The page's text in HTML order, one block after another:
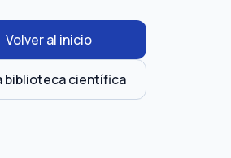
Volver al inicio
biblioteca científica